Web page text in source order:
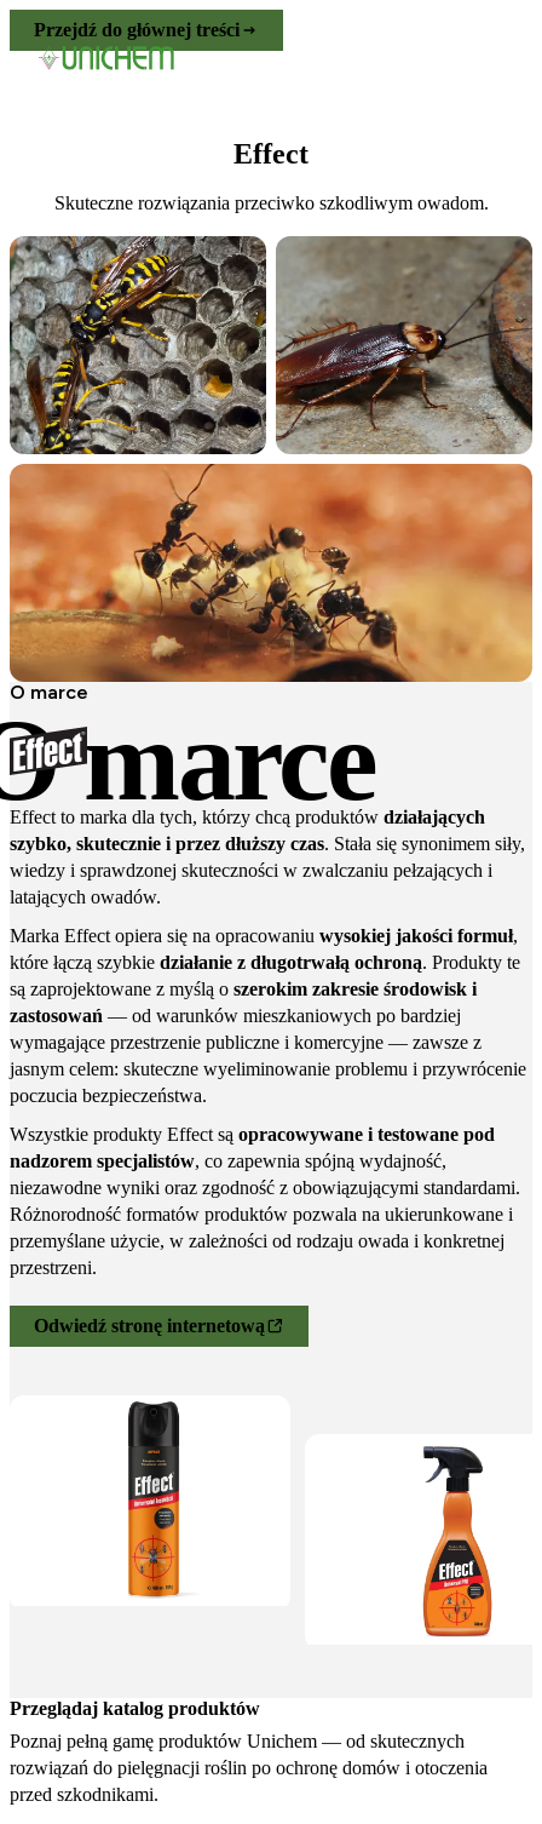
Przejdź do głównej treści
Effect
Skuteczne rozwiązania przeciwko szkodliwym owadom.
marce
O marce
Effect to marka dla tych, którzy chcą produktów działających
szybko, skutecznie i przez dłuższy czas. Stała się synonimem siły,
wiedzy i sprawdzonej skuteczności w zwalczaniu pełzających i
latających owadów.
Marka Effect opiera się na opracowaniu wysokiej jakości formuł,
które łączą szybkie działanie z długotrwałą ochroną. Produkty te
są zaprojektowane z myślą o szerokim zakresie środowisk i
zastosowań — od warunków mieszkaniowych po bardziej
wymagające przestrzenie publiczne i komercyjne — zawsze z
jasnym celem: skuteczne wyeliminowanie problemu i przywrócenie
poczucia bezpieczeństwa.
Wszystkie produkty Effect są opracowywane i testowane pod
nadzorem specjalistów, co zapewnia spójną wydajność,
niezawodne wyniki oraz zgodność z obowiązującymi standardami.
Różnorodność formatów produktów pozwala na ukierunkowane i
przemyślane użycie, w zależności od rodzaju owada i konkretnej
przestrzeni.
Odwiedź stronę internetową
Przeglądaj katalog produktów
Poznaj pełną gamę produktów Unichem — od skutecznych
rozwiązań do pielęgnacji roślin po ochronę domów i otoczenia
przed szkodnikami.